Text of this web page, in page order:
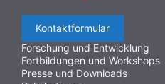
Kontaktformular
Forschung und Entwicklung
Fortbildungen und Workshops
Presse und Downloads